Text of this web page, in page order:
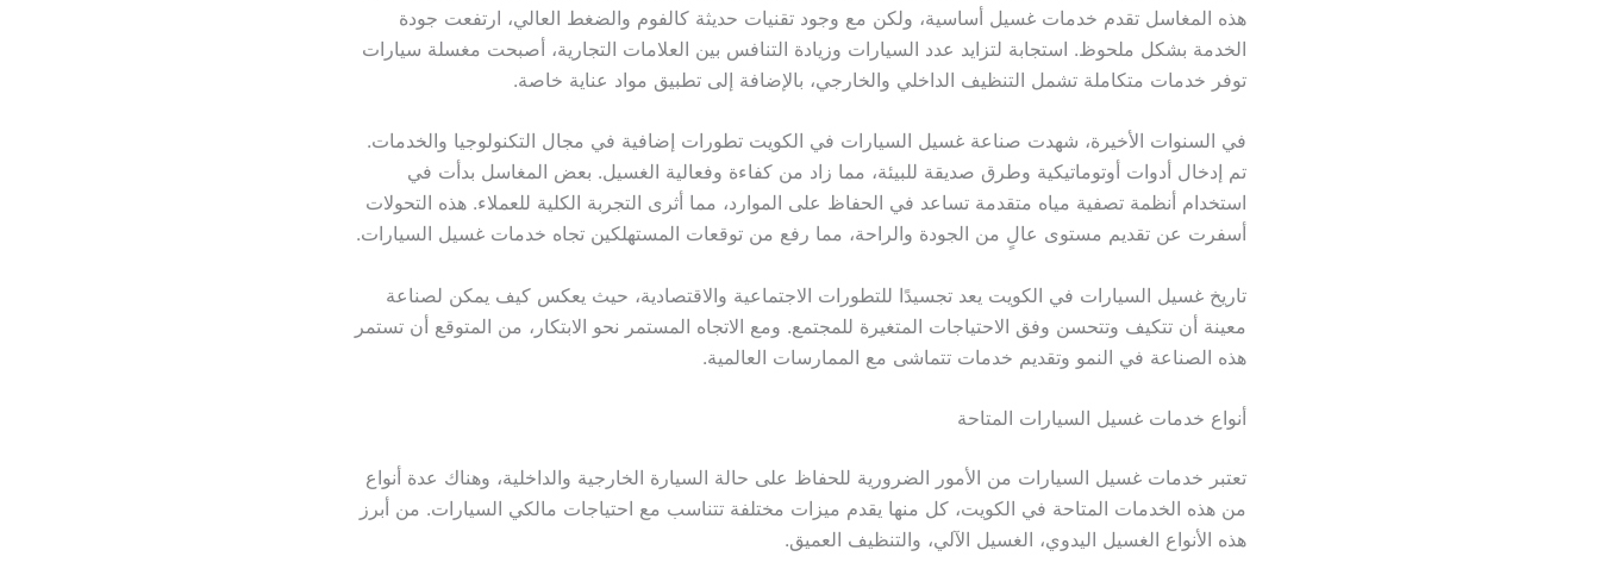
هذه المغاسل تقدم خدمات غسيل أساسية، ولكن مع وجود تقنيات حديثة كالفوم والضغط العالي، ارتفعت جودة
الخدمة بشكل ملحوظ. استجابة لتزايد عدد السيارات وزيادة التنافس بين العلامات التجارية، أصبحت مغسلة سيارات
توفر خدمات متكاملة تشمل التنظيف الداخلي والخارجي، بالإضافة إلى تطبيق مواد عناية خاصة.
في السنوات الأخيرة، شهدت صناعة غسيل السيارات في الكويت تطورات إضافية في مجال التكنولوجيا والخدمات.
تم إدخال أدوات أوتوماتيكية وطرق صديقة للبيئة، مما زاد من كفاءة وفعالية الغسيل. بعض المغاسل بدأت في
استخدام أنظمة تصفية مياه متقدمة تساعد في الحفاظ على الموارد، مما أثرى التجربة الكلية للعملاء. هذه التحولات
أسفرت عن تقديم مستوى عالٍ من الجودة والراحة، مما رفع من توقعات المستهلكين تجاه خدمات غسيل السيارات.
تاريخ غسيل السيارات في الكويت يعد تجسيدًا للتطورات الاجتماعية والاقتصادية، حيث يعكس كيف يمكن لصناعة
معينة أن تتكيف وتتحسن وفق الاحتياجات المتغيرة للمجتمع. ومع الاتجاه المستمر نحو الابتكار، من المتوقع أن تستمر
هذه الصناعة في النمو وتقديم خدمات تتماشى مع الممارسات العالمية.
أنواع خدمات غسيل السيارات المتاحة
تعتبر خدمات غسيل السيارات من الأمور الضرورية للحفاظ على حالة السيارة الخارجية والداخلية، وهناك عدة أنواع
من هذه الخدمات المتاحة في الكويت، كل منها يقدم ميزات مختلفة تتناسب مع احتياجات مالكي السيارات. من أبرز
هذه الأنواع الغسيل اليدوي، الغسيل الآلي، والتنظيف العميق.